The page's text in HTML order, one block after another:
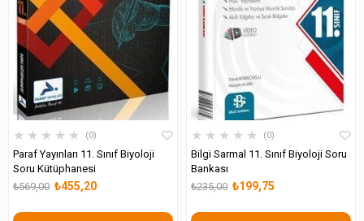
★ ★ ★ ★ ★ 0
Paraf Yayınları 11. Sınıf Biyoloji
Soru Kütüphanesi
₺455,20
₺569,00
★ ★ ★ ★ ★ 0
Bilgi Sarmal 11. Sınıf Biyoloji Soru
Bankası
₺199,75
₺235,00